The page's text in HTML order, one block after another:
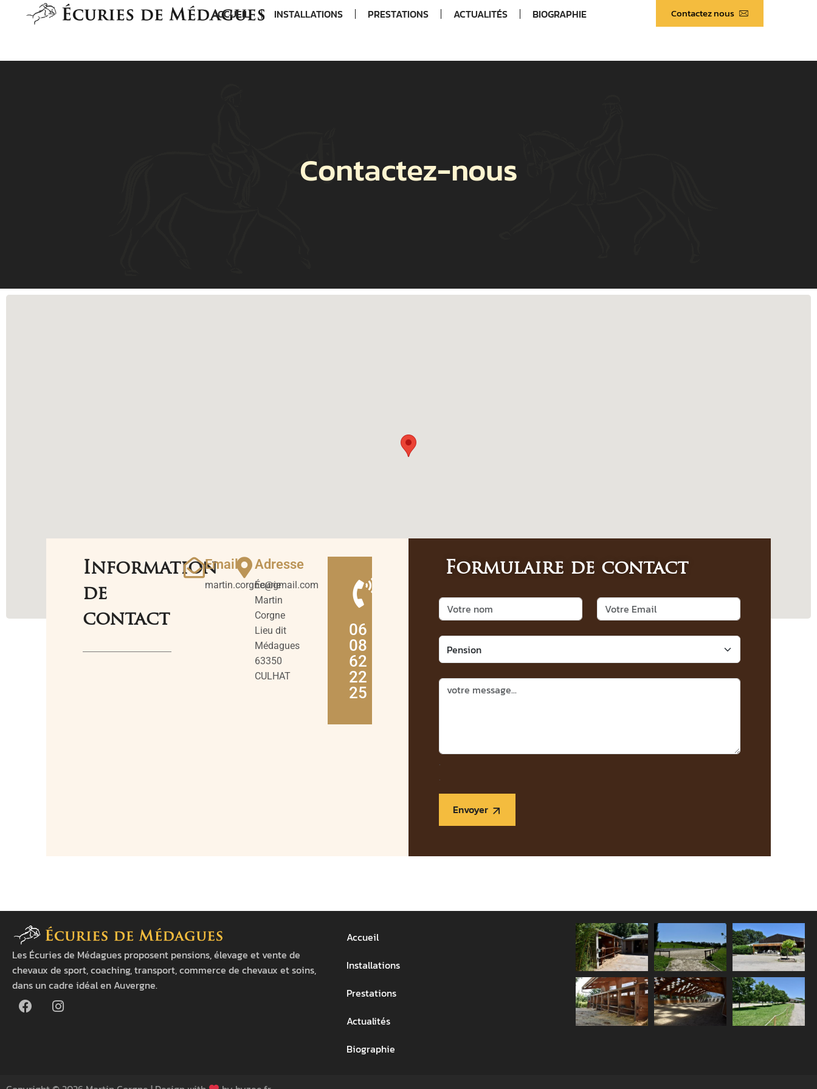
ACCUEIL INSTALLATIONS PRESTATIONS ACTUALITÉS BIOGRAPHIE Contactez nous
Contactez-nous
Information
de
contact
Email
martin.corgne@gmail.com
Adresse
Écurie
Martin
Corgne
Lieu dit
Médagues
63350
CULHAT
06
08
62
22
25
Formulaire de contact
.
.
Envoyer
Les Écuries de Médagues proposent pensions, élevage et vente de
chevaux de sport, coaching, transport, commerce de chevaux et soins,
dans un cadre idéal en Auvergne.
Accueil
Installations
Prestations
Actualités
Biographie